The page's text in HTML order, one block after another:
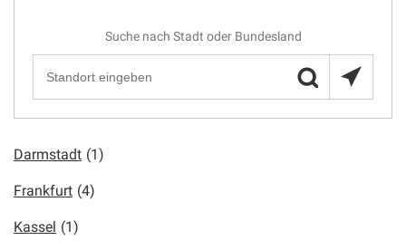
Suche nach Stadt oder Bundesland
Darmstadt (1)
Frankfurt (4)
Kassel (1)